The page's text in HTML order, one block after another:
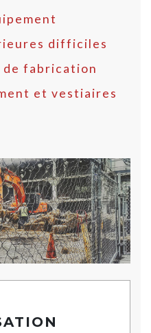
difficiles
de fabrication
et vestiaires